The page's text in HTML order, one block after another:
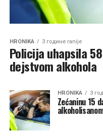
HRONIKA 3 године ranije
Policija uhapsila
dejstvom alkohola
HRONIKA 3
Zećaninu 15